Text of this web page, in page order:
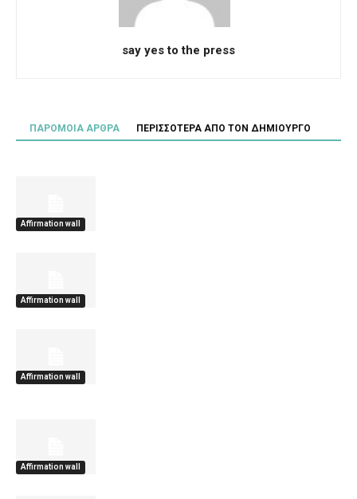
say yes to the press
ΠΑΡΟΜΟΙΑ ΑΡΘΡΑ ΠΕΡΙΣΣΟΤΕΡΑ ΑΠΟ ΤΟΝ ΔΗΜΙΟΥΡΓΟ
Affirmation wall
Affirmation wall
Affirmation wall
Affirmation wall